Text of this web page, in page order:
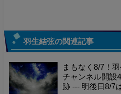
羽生結弦の関連記事
まもなく8/7！
チャンネル開設
跡 --- 明後日8/7